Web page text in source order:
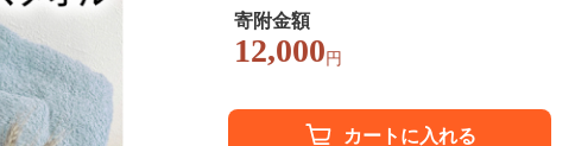
シンプル 日用品 家族 ファミリー】 G4911
寄附金額
12,000 円